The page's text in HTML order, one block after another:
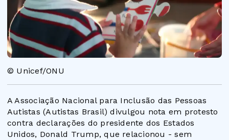
© Unicef/ONU
A Associação Nacional para Inclusão das Pessoas
Autistas (Autistas Brasil) divulgou nota em protesto
contra declarações do presidente dos Estados
Unidos, Donald Trump, que relacionou - sem